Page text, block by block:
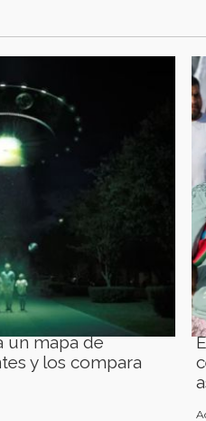
un mapa de
y los compara